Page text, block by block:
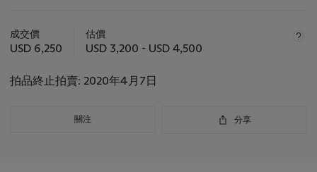
此
拍
重
成交價
USD 6,250
估價
USD 3,200 - USD 4,500
拍品終止拍賣: 2020年4月7日
關注 分享